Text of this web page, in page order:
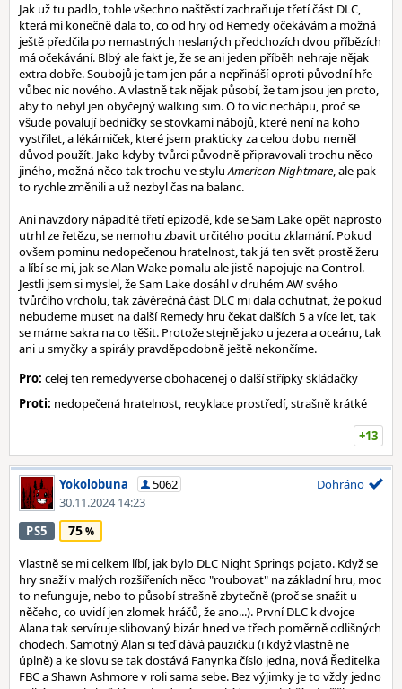
Jak už tu padlo, tohle všechno naštěstí zachraňuje třetí část DLC,
která mi konečně dala to, co od hry od Remedy očekávám a možná
ještě předčila po nemastných neslaných předchozích dvou příbězích
má očekávání. Blbý ale fakt je, že se ani jeden příběh nehraje nějak
extra dobře. Soubojů je tam jen pár a nepřináší oproti původní hře
vůbec nic nového. A vlastně tak nějak působí, že tam jsou jen proto,
aby to nebyl jen obyčejný walking sim. O to víc nechápu, proč se
všude povalují bedničky se stovkami nábojů, které není na koho
vystřílet, a lékárniček, které jsem prakticky za celou dobu neměl
důvod použít. Jako kdyby tvůrci původně připravovali trochu něco
jiného, možná něco tak trochu ve styluAmerican Nightmare, ale pak
to rychle změnili a už nezbyl čas na balanc.
Ani navzdory nápadité třetí epizodě, kde se Sam Lake opět naprosto
utrhl ze řetězu, se nemohu zbavit určitého pocitu zklamání. Pokud
ovšem pominu nedopečenou hratelnost, tak já ten svět prostě žeru
a líbí se mi, jak se Alan Wake pomalu ale jistě napojuje na Control.
Jestli jsem si myslel, že Sam Lake dosáhl v druhém AW svého
tvůrčího vrcholu, tak závěrečná část DLC mi dala ochutnat, že pokud
nebudeme muset na další Remedy hru čekat dalších 5 a více let, tak
se máme sakra na co těšit. Protože stejně jako u jezera a oceánu, tak
ani u smyčky a spirály pravděpodobně ještě nekončíme.
Pro: celej ten remedyverse obohacenej o další střípky skládačky
Proti: nedopečená hratelnost, recyklace prostředí, strašně krátké
+13
Yokolobuna
5062
30.11.2024 14:23
Dohráno
PS5 75
Vlastně se mi celkem líbí, jak bylo DLC Night Springs pojato. Když se
hry snaží v malých rozšířeních něco "roubovat" na základní hru, moc
to nefunguje, nebo to působí strašně zbytečně (proč se snažit u
něčeho, co uvidí jen zlomek hráčů, že ano...). První DLC k dvojce
Alana tak servíruje slibovaný bizár hned ve třech poměrně odlišných
chodech. Samotný Alan si teď dává pauzičku (i když vlastně ne
úplně) a ke slovu se tak dostává Fanynka číslo jedna, nová Ředitelka
FBC a Shawn Ashmore v roli sama sebe. Bez výjimky je to vždy jedno